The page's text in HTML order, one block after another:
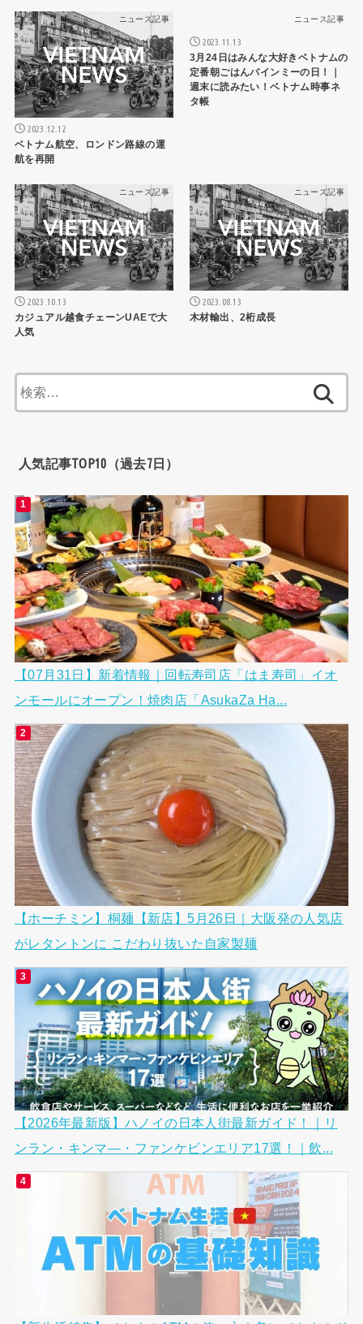
ニュース記事
2023.12.12
ベトナム航空、ロンドン路線の運
航を再開
ニュース記事
2023.11.13
3月24日はみんな大好きベトナムの
定番朝ごはんバインミーの日！｜
週末に読みたい！ベトナム時事ネ
タ帳
ニュース記事
2023.10.13
カジュアル越食チェーンUAEで大
人気
ニュース記事
2023.08.13
木材輸出、2桁成長
索:
人気記事TOP10（過去7日）
【07月31日】新着情報｜回転寿司店「はま寿司」イオ
ンモールにオープン！焼肉店「AsukaZa Ha...
【ホーチミン】桐麺【新店】5月26日｜大阪発の人気店
がレタントンに こだわり抜いた自家製麺
【2026年最新版】ハノイの日本人街最新ガイド！｜リ
ンラン・キンマ―・ファンケビンエリア17選！｜飲...